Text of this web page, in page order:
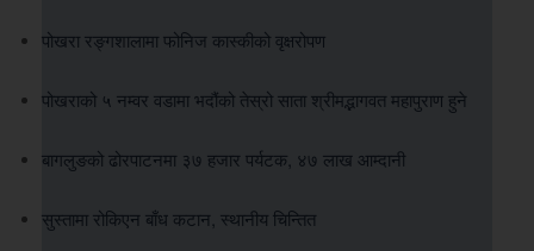
पोखरा रङ्गशालामा फोनिज कास्कीको वृक्षरोपण
पोखराको ५ नम्वर वडामा भदौंको तेस्रो साता श्रीमद्भागवत महापुराण हुने
बागलुङको ढोरपाटनमा ३७ हजार पर्यटक, ४७ लाख आम्दानी
सुस्तामा रोकिएन बाँध कटान, स्थानीय चिन्तित